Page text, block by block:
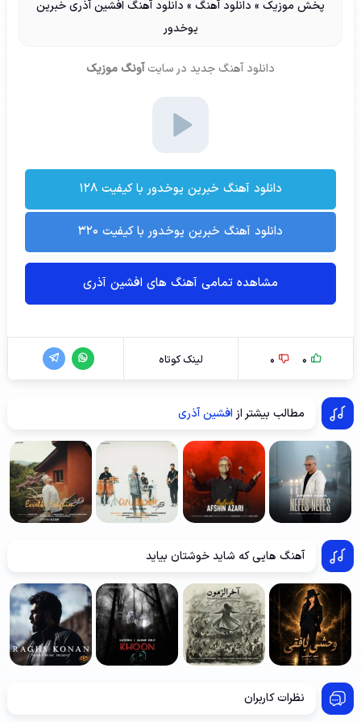
پخش موزیک » دانلود آهنگ » دانلود آهنگ افشین آذری خبرین
یوخدور
دانلود آهنگ جدید در سایت آونگ موزیک
دانلود آهنگ خبرين يوخدور با کیفیت ۱۲۸
دانلود آهنگ خبرين يوخدور با کیفیت ۳۲۰
مشاهده تمامی آهنگ های افشین آذری
0
0 لینک کوتاه
مطالب بیشتر از افشین آذری
آهنگ هایی که شاید خوشتان بیاید
نظرات کاربران